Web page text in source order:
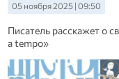
05 ноября 2025 | 09:50
Писатель расскажет о
a tempo»